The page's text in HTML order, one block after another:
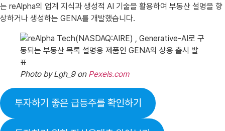
는 reAlpha의 업계 지식과 생성적 AI 기술을 활용하여 부동산 설명을 향
상하거나 생성하는 GENA를 개발했습니다.
Photo by Lgh_9 on Pexels.com
투자하기 좋은 급등주를 확인하기